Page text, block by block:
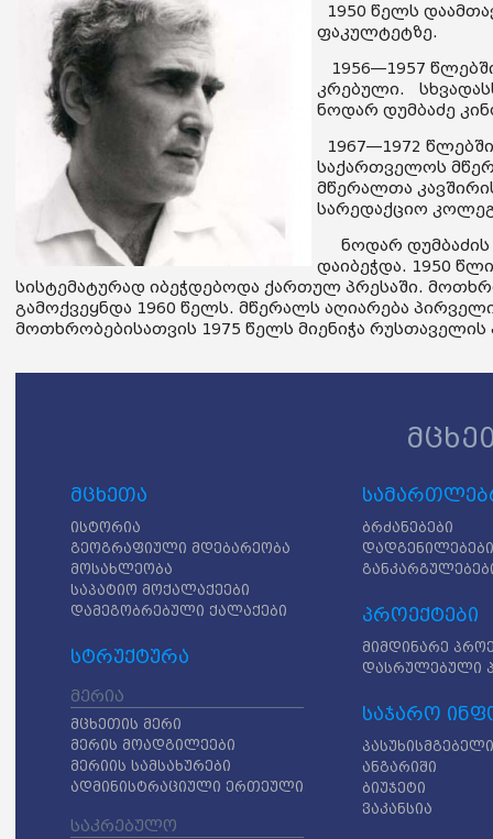
1950 წელს
ფაკულტეტზე.
1956—1957
კრებული.
ნოდარ დუმბაძე
1967—1972
საქართველოს
მწერალთა
სარედაქციო
ნოდარ დუმბაძის
დაიბეჭდა. 1950
სისტემატურად იბეჭდებოდა ქართულ პრესაში.
გამოქვეყნდა 1960 წელს. მწერალს აღიარება
მოთხრობებისათვის 1975 წელს მიენიჭა
მცხეთა
ისტორია
გეოგრაფიული მდებარეობა
მოსახლეობა
საპატიო მოქალაქეები
დამეგობრებული ქალაქები
სტრუქტურა
მერია
მცხეთის მერი
მერის მოადგილეები
მერიის სამსახურები
ადმინისტრაციული ერთეული
საკრებულო
ბრძანებები
დადგენილებები
პროექტები
მიმდინარე
დასრულებული
საჯარო
ანგარიში
ბიუჯეტი
ვაკანსია